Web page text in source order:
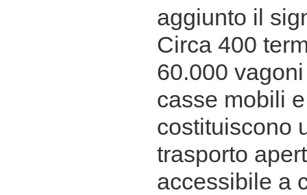
aggiunto il
Circa 400
60.000
casse mobili
costituiscono
trasporto
accessibile a